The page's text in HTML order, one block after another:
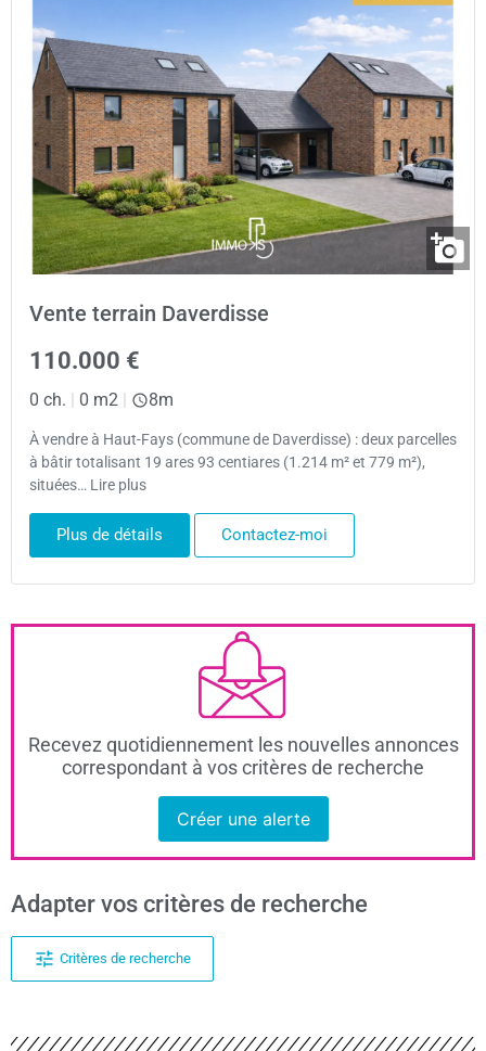
Vente terrain Daverdisse
110.000 €
0 ch. | 0 m2 | 8m
À vendre à Haut-Fays (commune de Daverdisse) : deux parcelles
à bâtir totalisant 19 ares 93 centiares (1.214 m² et 779 m²),
situées… Lire plus
Plus de détails Contactez-moi
Recevez quotidiennement les nouvelles annonces
correspondant à vos critères de recherche
Créer une alerte
Adapter vos critères de recherche
Critères de recherche